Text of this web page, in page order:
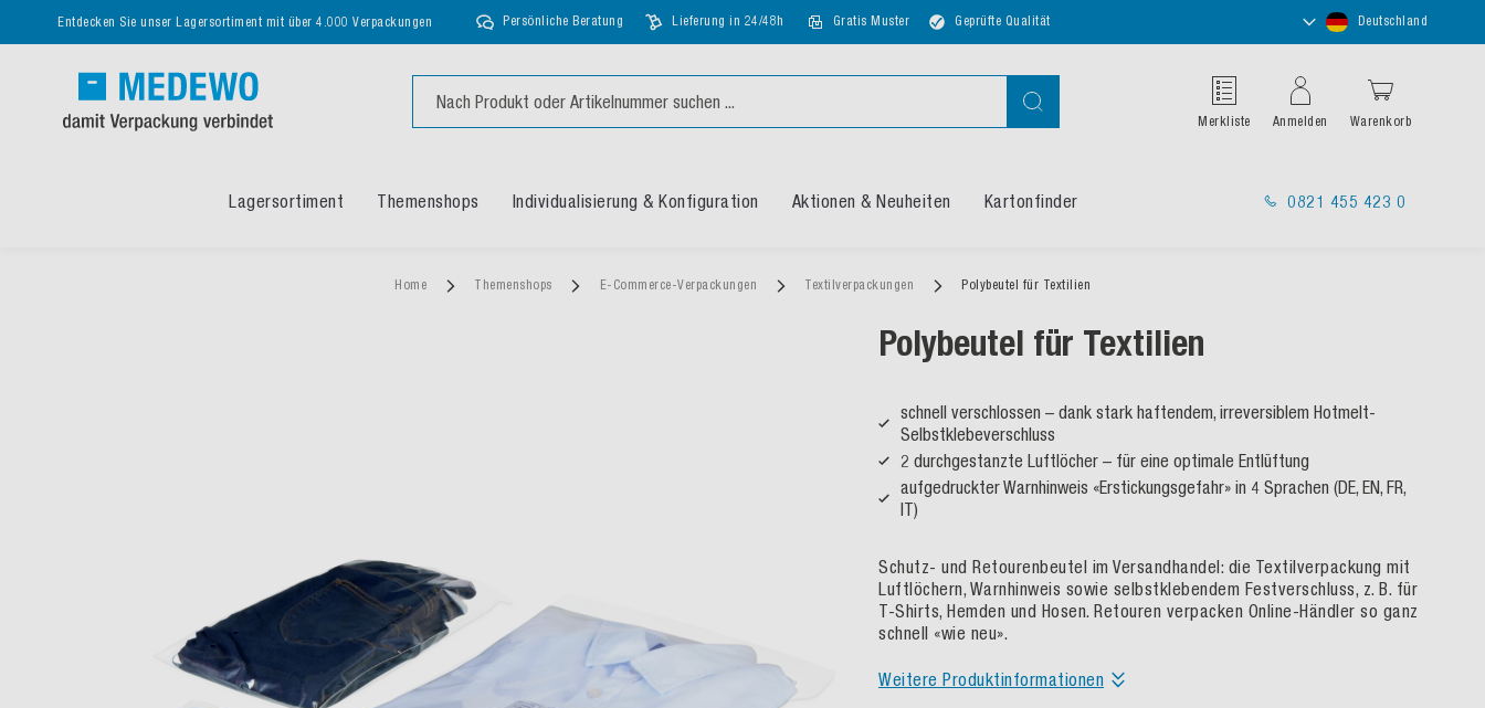
Entdecken Sie unser Lagersortiment mit über 4.000 Verpackungen Persönliche Beratung Lieferung in 24/48h Gratis Muster Geprüfte Qualität
Store
auswählen
Deutschland
Suche
Merkliste Anmelden Warenkorb
Lagersortiment Themenshops Individualisierung & Konfiguration Aktionen & Neuheiten Kartonfinder 0821 455 423 0
Home Themenshops E-Commerce-Verpackungen Textilverpackungen Polybeutel für Textilien
Polybeutel für Textilien
schnell verschlossen – dank stark haftendem, irreversiblem Hotmelt-
Selbstklebeverschluss
2 durchgestanzte Luftlöcher – für eine optimale Entlüftung
aufgedruckter Warnhinweis «Erstickungsgefahr» in 4 Sprachen (DE, EN, FR,
IT)
Schutz- und Retourenbeutel im Versandhandel: die Textilverpackung mit
Luftlöchern, Warnhinweis sowie selbstklebendem Festverschluss, z. B. für
T-Shirts, Hemden und Hosen. Retouren verpacken Online-Händler so ganz
schnell «wie neu».
Weitere Produktinformationen